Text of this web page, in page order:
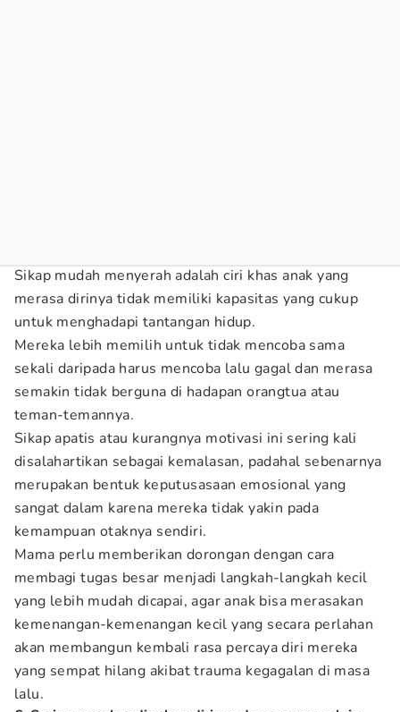
Sikap mudah menyerah adalah ciri khas anak yang
merasa dirinya tidak memiliki kapasitas yang cukup
untuk menghadapi tantangan hidup.
Mereka lebih memilih untuk tidak mencoba sama
sekali daripada harus mencoba lalu gagal dan merasa
semakin tidak berguna di hadapan orangtua atau
teman-temannya.
Sikap apatis atau kurangnya motivasi ini sering kali
disalahartikan sebagai kemalasan, padahal sebenarnya
merupakan bentuk keputusasaan emosional yang
sangat dalam karena mereka tidak yakin pada
kemampuan otaknya sendiri.
Mama perlu memberikan dorongan dengan cara
membagi tugas besar menjadi langkah-langkah kecil
yang lebih mudah dicapai, agar anak bisa merasakan
kemenangan-kemenangan kecil yang secara perlahan
akan membangun kembali rasa percaya diri mereka
yang sempat hilang akibat trauma kegagalan di masa
lalu.